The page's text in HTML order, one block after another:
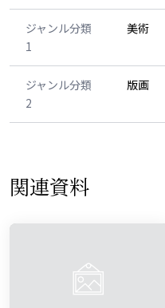
ジャンル分類
1
美術
ジャンル分類
2
版画
関連資料